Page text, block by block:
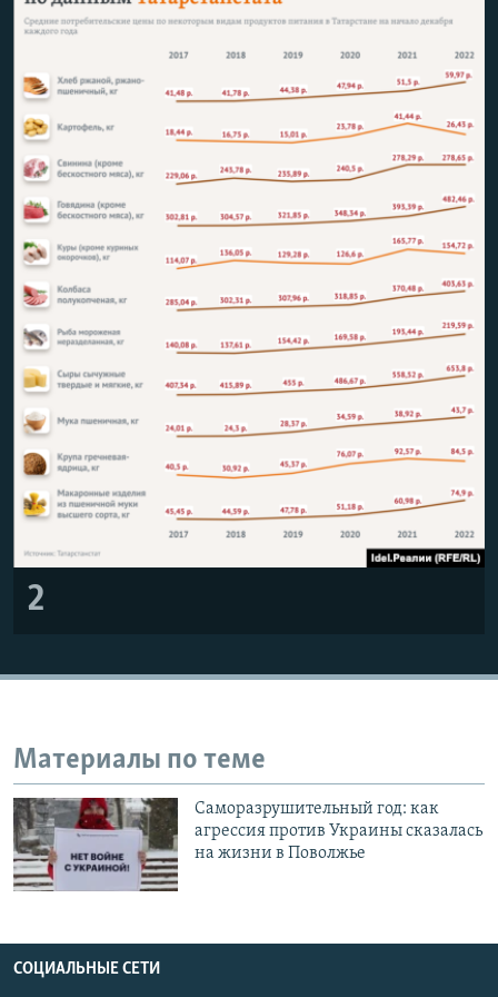
2
Материалы по теме
Саморазрушительный год: как
агрессия против Украины сказалась
на жизни в Поволжье
СОЦИАЛЬНЫЕ СЕТИ